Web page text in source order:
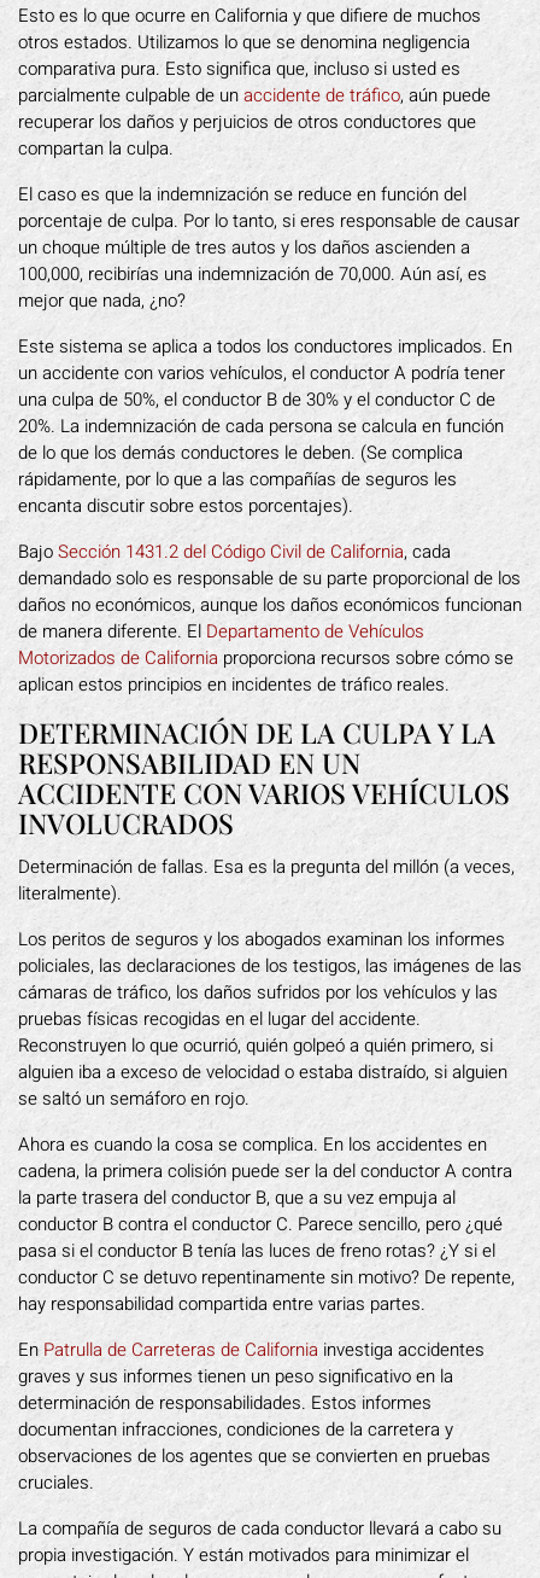
Esto es lo que ocurre en California y que difiere de muchos
otros estados. Utilizamos lo que se denomina negligencia
comparativa pura. Esto significa que, incluso si usted es
parcialmente culpable de unaccidente de tráfico, aún puede
recuperar los daños y perjuicios de otros conductores que
compartan la culpa.
El caso es que la indemnización se reduce en función del
porcentaje de culpa. Por lo tanto, si eres responsable de causar
un choque múltiple de tres autos y los daños ascienden a
100,000, recibirías una indemnización de 70,000. Aún así, es
mejor que nada, ¿no?
Este sistema se aplica a todos los conductores implicados. En
un accidente con varios vehículos, el conductor A podría tener
una culpa de 50%, el conductor B de 30% y el conductor C de
20%. La indemnización de cada persona se calcula en función
de lo que los demás conductores le deben. (Se complica
rápidamente, por lo que a las compañías de seguros les
encanta discutir sobre estos porcentajes).
BajoSección 1431.2 del Código Civil de California, cada
demandado solo es responsable de su parte proporcional de los
daños no económicos, aunque los daños económicos funcionan
de manera diferente. El Departamento de Vehículos
Motorizados de California proporciona recursos sobre cómo se
aplican estos principios en incidentes de tráfico reales.
DETERMINACIÓN DE LA CULPA Y LA
RESPONSABILIDAD EN UN
ACCIDENTE CON VARIOS VEHÍCULOS
INVOLUCRADOS
Determinación de fallas. Esa es la pregunta del millón (a veces,
literalmente).
Los peritos de seguros y los abogados examinan los informes
policiales, las declaraciones de los testigos, las imágenes de las
cámaras de tráfico, los daños sufridos por los vehículos y las
pruebas físicas recogidas en el lugar del accidente.
Reconstruyen lo que ocurrió, quién golpeó a quién primero, si
alguien iba a exceso de velocidad o estaba distraído, si alguien
se saltó un semáforo en rojo.
Ahora es cuando la cosa se complica. En los accidentes en
cadena, la primera colisión puede ser la del conductor A contra
la parte trasera del conductor B, que a su vez empuja al
conductor B contra el conductor C. Parece sencillo, pero ¿qué
pasa si el conductor B tenía las luces de freno rotas? ¿Y si el
conductor C se detuvo repentinamente sin motivo? De repente,
hay responsabilidad compartida entre varias partes.
En Patrulla de Carreteras de California investiga accidentes
graves y sus informes tienen un peso significativo en la
determinación de responsabilidades. Estos informes
documentan infracciones, condiciones de la carretera y
observaciones de los agentes que se convierten en pruebas
cruciales.
La compañía de seguros de cada conductor llevará a cabo su
propia investigación. Y están motivados para minimizar el